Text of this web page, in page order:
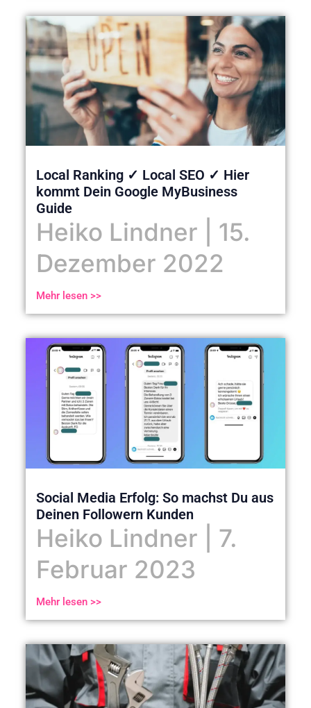
Local Ranking ✓ Local SEO ✓ Hier
kommt Dein Google MyBusiness
Guide
Heiko Lindner
15.
Dezember 2022
Mehr lesen >>
Social Media Erfolg: So machst Du aus
Deinen Followern Kunden
Heiko Lindner
7.
Februar 2023
Mehr lesen >>